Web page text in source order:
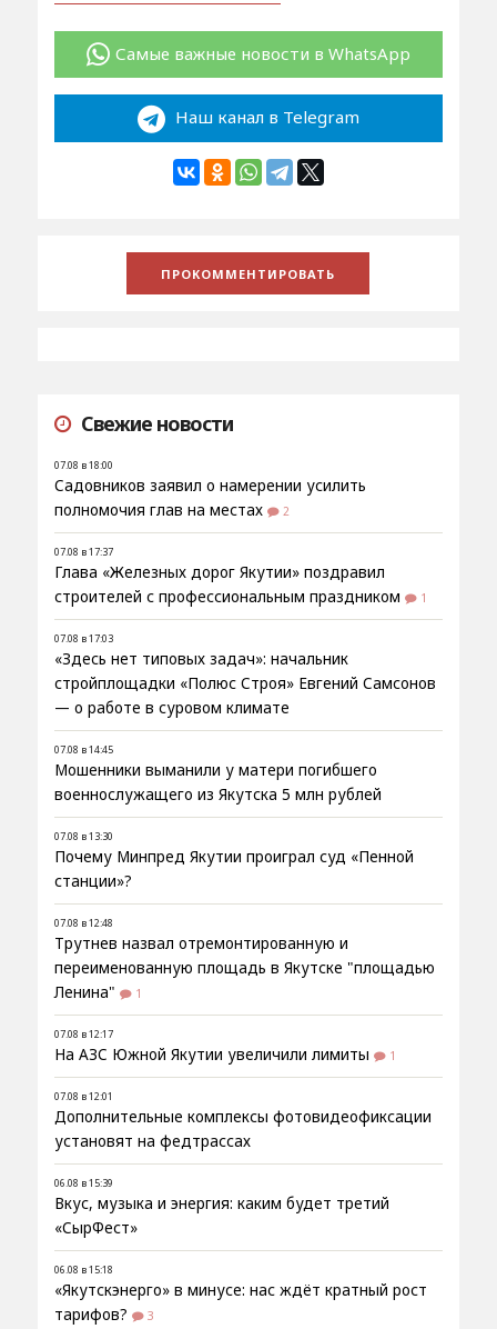
Самые важные новости в WhatsApp
Наш канал в Telegram
Свежие новости
07.08 в 18:00
Садовников заявил о намерении усилить
полномочия глав на местах
2
07.08 в 17:37
Глава «Железных дорог Якутии» поздравил
строителей с профессиональным праздником
1
07.08 в 17:03
«Здесь нет типовых задач»: начальник
стройплощадки «Полюс Строя» Евгений Самсонов
— о работе в суровом климате
07.08 в 14:45
Мошенники выманили у матери погибшего
военнослужащего из Якутска 5 млн рублей
07.08 в 13:30
Почему Минпред Якутии проиграл суд «Пенной
станции»?
07.08 в 12:48
Трутнев назвал отремонтированную и
переименованную площадь в Якутске "площадью
Ленина"
1
07.08 в 12:17
На АЗС Южной Якутии увеличили лимиты 1
07.08 в 12:01
Дополнительные комплексы фотовидеофиксации
установят на федтрассах
06.08 в 15:39
Вкус, музыка и энергия: каким будет третий
«СырФест»
06.08 в 15:18
«Якутскэнерго» в минусе: нас ждёт кратный рост
тарифов?
3